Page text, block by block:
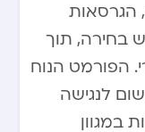
הגרסאות
בחירה, תוך
הפורמט הנוח
לנגישה
במגוון